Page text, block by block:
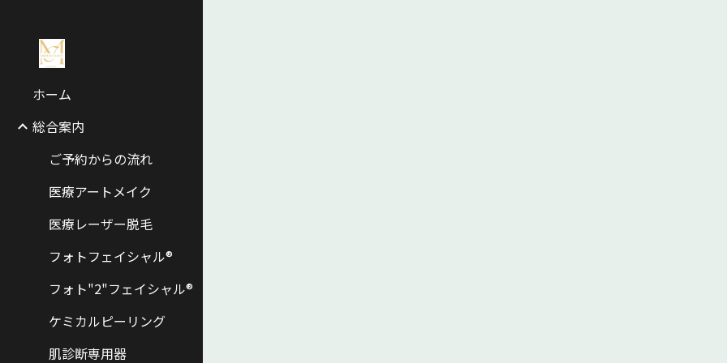
ホーム
総合案内
ご予約からの流れ
医療アートメイク
医療レーザー脱毛
フォトフェイシャル®
フォト"2"フェイシャル®
ケミカルピーリング
肌診断専用器